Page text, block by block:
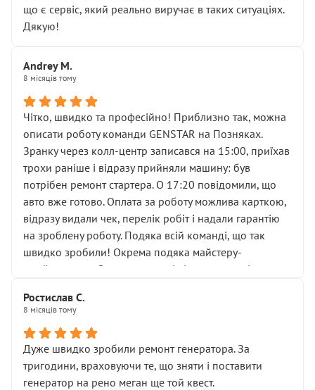
мені заявили, що бачок гальмівної рідини потрібно
міняти разом із головним гальмівним циліндром у
Для людини, яка хоча б трохи розуміється на техніці,
це звучить як мінімум непрофесійно, а як максимум —
спроба продати дорогий вузол замість елементарних
ущільнювачів.
Що прикро — це не перший мій візит. Раніше міняв у
вас стартер, і тоді сервіс наче справив хороше
враження. Але згодом знайшов декілька гайок під
лобовим склом. Мені пояснили, що це “старі гайки, які
відкручували”, і попросили не хвилюватися. ( надіюсь
новий власник, не застяг в полі))
Але після нинішнього візиту такі дрібниці вже не
здаються дрібницями.
Я — клієнт, який працює на довірі, і саме її цей сервіс
Хотілося б більше:
• належної уваги до авто
• прозорості в роботах і рахунках
• реальної діагностики, а не формального
“подивились і поїхав”
На жаль, складається враження, що сервіс працює не
що є сервіс, який реально виручає в таких ситуаціях.
Дякую!
Andrey M.
8 місяців тому
Чітко, швидко та професійно! Приблизно так, можна
описати роботу команди GENSTAR на Позняках.
Зранку через колл-центр записався на 15:00, приїхав
трохи раніше і відразу прийняли машину: був
потрібен ремонт стартера. О 17:20 повідомили, що
авто вже готово. Оплата за роботу можлива карткою,
відразу видали чек, перелік робіт і надали гарантію
на зроблену роботу. Подяка всій команді, що так
швидко зробили! Окрема подяка майстеру-
приймальнику Олександру: всі чітко та по суті.
звертатися до цього автосервісу.
Ростислав С.
8 місяців тому
Дуже швидко зробили ремонт генератора. За
тригодини, враховуючи те, що зняти і поставити
генератор на рено меган ще той квест.